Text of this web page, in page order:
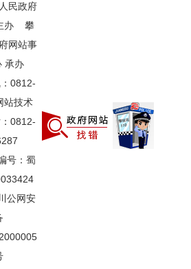
民政府
办 攀
网站事
承办
0812-
站技术
0812-
号：蜀
川公网安